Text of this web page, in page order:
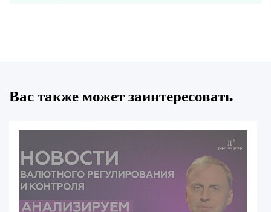
Вас также может заинтересовать